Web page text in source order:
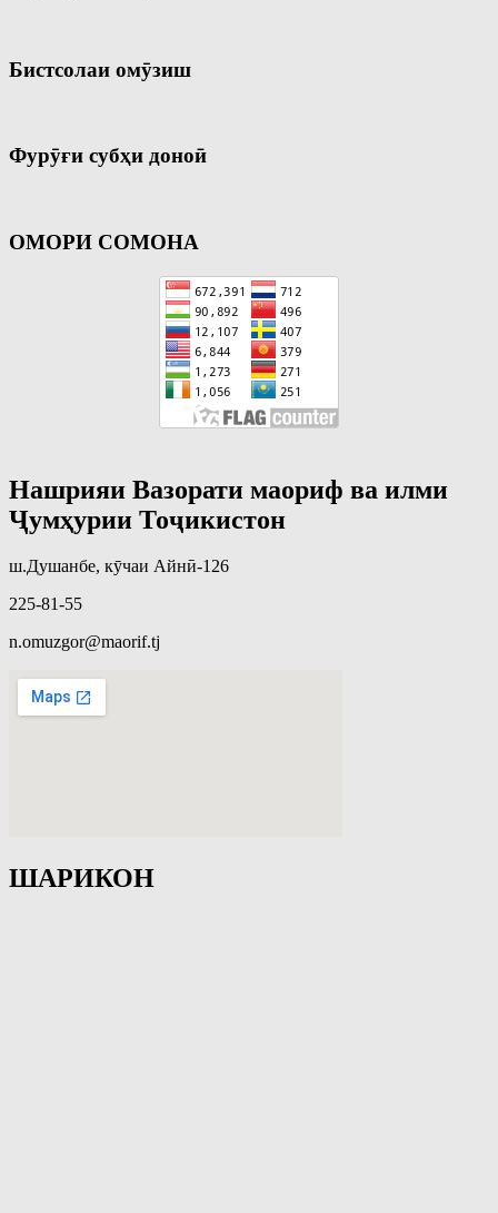
Бистсолаи омӯзиш
Фурӯғи субҳи доноӣ
ОМОРИ СОМОНА
Нашрияи Вазорати маориф ва илми
Ҷумҳурии Тоҷикистон
ш.Душанбе, кӯчаи Айнӣ-126
225-81-55
n.omuzgor@maorif.tj
ШАРИКОН